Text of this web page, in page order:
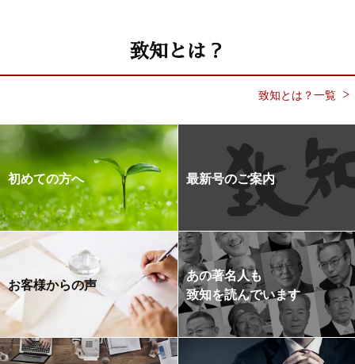
致知とは？
致知とは？一覧
初めての方へ 最新号のご案内
お客様からの声
あの著名人も
致知を読んでいます